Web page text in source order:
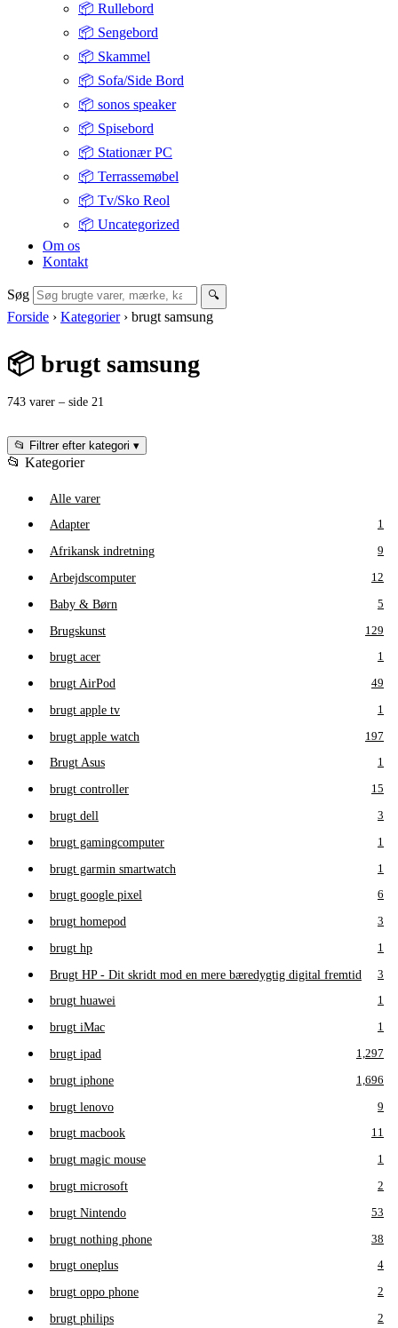
📦 Rullebord
📦 Sengebord
📦 Skammel
📦 Sofa/Side Bord
📦 sonos speaker
📦 Spisebord
📦 Stationær PC
📦 Terrassemøbel
📦 Tv/Sko Reol
📦 Uncategorized
Om os
Kontakt
Søg 🔍
Forside › Kategorier › brugt samsung
📦 brugt samsung
743 varer – side 21
📂 Filtrer efter kategori ▾
📂 Kategorier
Alle varer
Adapter
1
Afrikansk indretning 9
Arbejdscomputer 12
Baby & Børn 5
Brugskunst 129
brugt acer 1
brugt AirPod 49
brugt apple tv 1
brugt apple watch 197
Brugt Asus 1
brugt controller 15
brugt dell 3
brugt gamingcomputer 1
brugt garmin smartwatch 1
brugt google pixel 6
brugt homepod 3
brugt hp 1
Brugt HP - Dit skridt mod en mere bæredygtig digital fremtid 3
brugt huawei 1
brugt iMac 1
brugt ipad 1,297
brugt iphone 1,696
brugt lenovo 9
brugt macbook 11
brugt magic mouse 1
brugt microsoft 2
brugt Nintendo 53
brugt nothing phone 38
brugt oneplus 4
brugt oppo phone 2
brugt philips 2